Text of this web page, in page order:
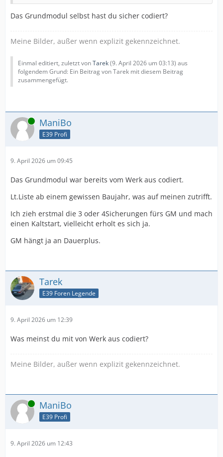
Das Grundmodul selbst hast du sicher codiert?
Meine Bilder, außer wenn explizit gekennzeichnet.
Einmal editiert, zuletzt vonTarek(9. April 2026 um 03:13) aus
folgendem Grund: Ein Beitrag von Tarek mit diesem Beitrag
zusammengefügt.
Online ManiBo
E39 Profi
9. April 2026 um 09:45
Das Grundmodul war bereits vom Werk aus codiert.
Lt.Liste ab einem gewissen Baujahr, was auf meinen zutrifft.
Ich zieh erstmal die 3 oder 4Sicherungen fürs GM und mach
einen Kaltstart, vielleicht erholt es sich ja.
GM hängt ja an Dauerplus.
Tarek
E39 Foren Legende
9. April 2026 um 12:39
Was meinst du mit von Werk aus codiert?
Meine Bilder, außer wenn explizit gekennzeichnet.
Online ManiBo
E39 Profi
9. April 2026 um 12:43